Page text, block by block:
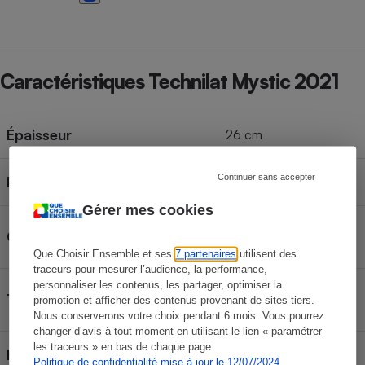
Gérer mes cookies
Que Choisir Ensemble et ses7 partenaires utilisent des
traceurs pour mesurer l’audience, la performance,
personnaliser les contenus, les partager, optimiser la
promotion et afficher des contenus provenant de sites tiers.
Nous conserverons votre choix pendant 6 mois. Vous pourrez
changer d’avis à tout moment en utilisant le lien « paramétrer
les traceurs » en bas de chaque page.
Politique de confidentialité mise à jour le 12/07/2024
Continuer sans accepter
Caractéristiques Technilat Mystic 2021
Épaisseur 26 cm
Poids 30 kg
Catégorie
forme
Type
Ressorts + Mousse +
Viscoélastique
Housse retirable et lavable en